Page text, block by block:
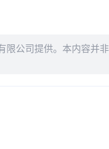
限公司提供。本内容并